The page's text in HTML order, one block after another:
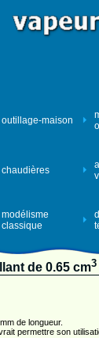
outillage-maison
chaudières
modélisme
classique
de 0.65 cm3
de longueur.
permettre son